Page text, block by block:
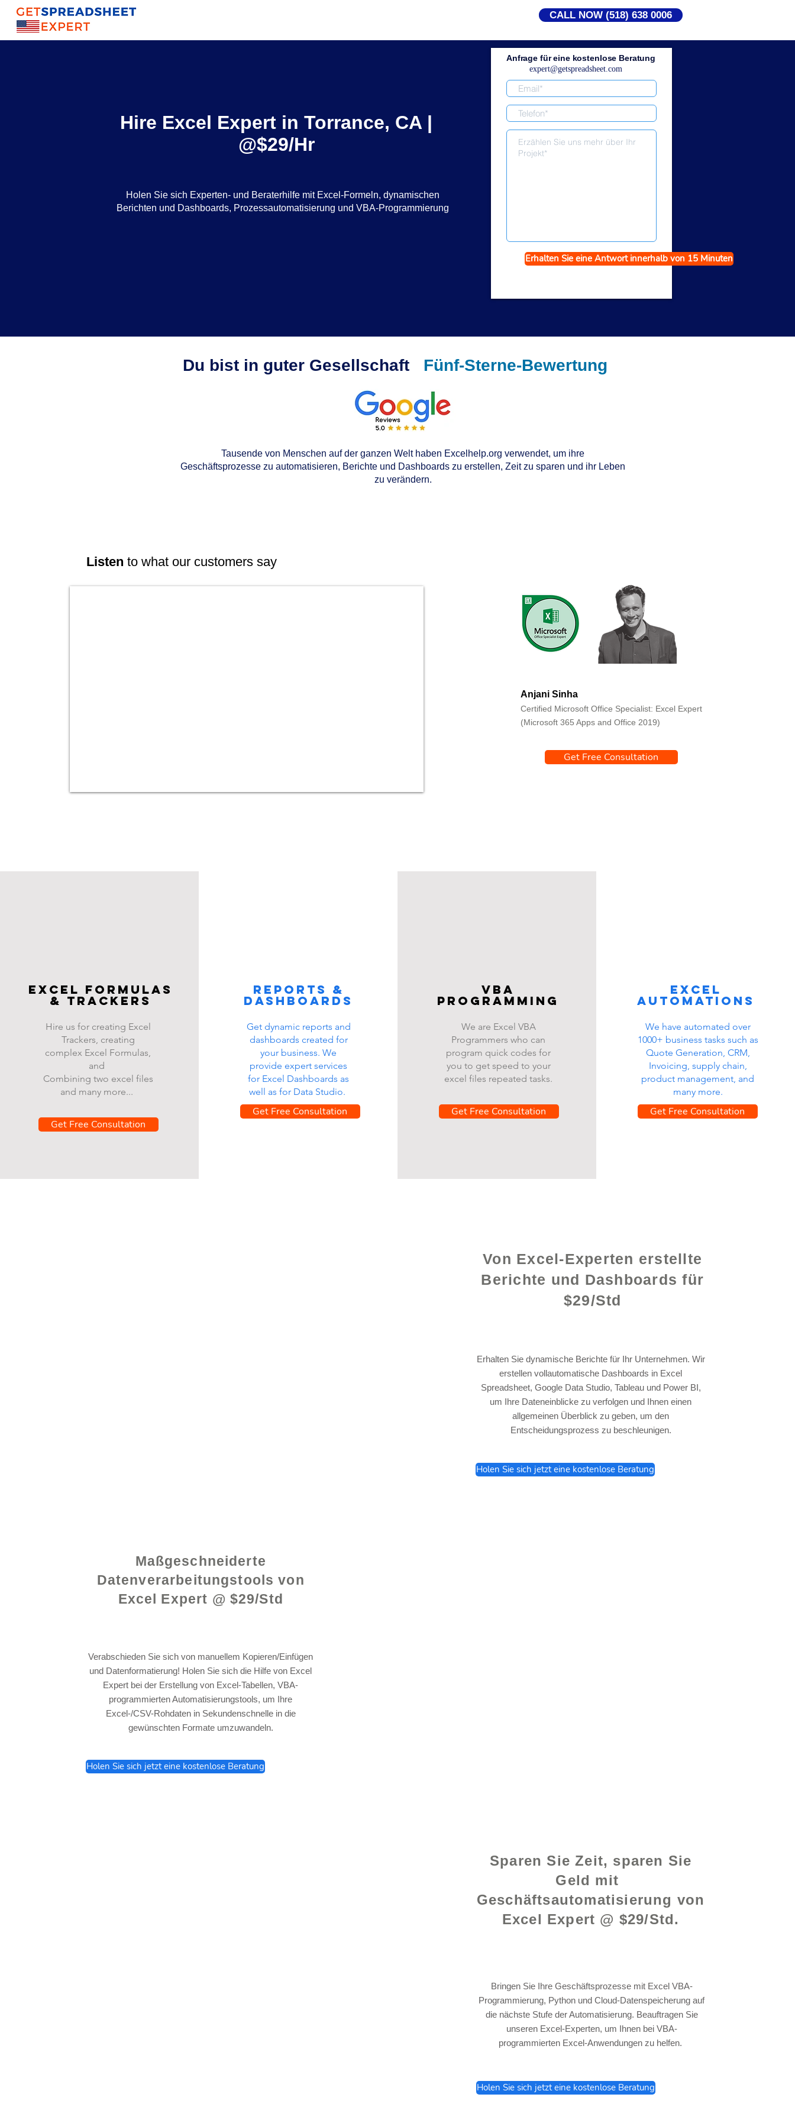
CALL NOW (518) 638 0006
Hire Excel Expert in Torrance, CA |
@$29/Hr
Holen Sie sich Experten- und Beraterhilfe mit Excel-Formeln, dynamischen
Berichten und Dashboards, Prozessautomatisierung und VBA-Programmierung
Anfrage für eine kostenlose Beratung
expert@getspreadsheet.com
Erhalten Sie eine Antwort innerhalb von 15 Minuten
Du bist in guter Gesellschaft Fünf-Sterne-Bewertung
Tausende von Menschen auf der ganzen Welt haben Excelhelp.org verwendet, um ihre
Geschäftsprozesse zu automatisieren, Berichte und Dashboards zu erstellen, Zeit zu sparen und ihr Leben
zu verändern.
Listen to what our customers say
Anjani Sinha
Certified Microsoft Office Specialist: Excel Expert
(Microsoft 365 Apps and Office 2019)
Get Free Consultation
Excel FOrmulas
& Trackers
Hire us for creating Excel
Trackers, creating
complex Excel Formulas,
and
Combining two excel files
and many more...
Get Free Consultation
Reports &
dashboards
Get dynamic reports and
dashboards created for
your business. We
provide expert services
for Excel Dashboards as
well as for Data Studio.
Get Free Consultation
VBA
programming
We are Excel VBA
Programmers who can
program quick codes for
you to get speed to your
excel files repeated tasks.
Get Free Consultation
Excel
automations
We have automated over
1000+ business tasks such as
Quote Generation, CRM,
Invoicing, supply chain,
product management, and
many more.
Get Free Consultation
Von Excel-Experten erstellte
Berichte und Dashboards für
$29/Std
Erhalten Sie dynamische Berichte für Ihr Unternehmen. Wir
erstellen vollautomatische Dashboards in Excel
Spreadsheet, Google Data Studio, Tableau und Power BI,
um Ihre Dateneinblicke zu verfolgen und Ihnen einen
allgemeinen Überblick zu geben, um den
Entscheidungsprozess zu beschleunigen.
Holen Sie sich jetzt eine kostenlose Beratung
Maßgeschneiderte
Datenverarbeitungstools von
Excel Expert @ $29/Std
Verabschieden Sie sich von manuellem Kopieren/Einfügen
und Datenformatierung! Holen Sie sich die Hilfe von Excel
Expert bei der Erstellung von Excel-Tabellen, VBA-
programmierten Automatisierungstools, um Ihre
Excel-/CSV-Rohdaten in Sekundenschnelle in die
gewünschten Formate umzuwandeln.
Holen Sie sich jetzt eine kostenlose Beratung
Sparen Sie Zeit, sparen Sie
Geld mit
Geschäftsautomatisierung von
Excel Expert @ $29/Std.
Bringen Sie Ihre Geschäftsprozesse mit Excel VBA-
Programmierung, Python und Cloud-Datenspeicherung auf
die nächste Stufe der Automatisierung. Beauftragen Sie
unseren Excel-Experten, um Ihnen bei VBA-
programmierten Excel-Anwendungen zu helfen.
Holen Sie sich jetzt eine kostenlose Beratung